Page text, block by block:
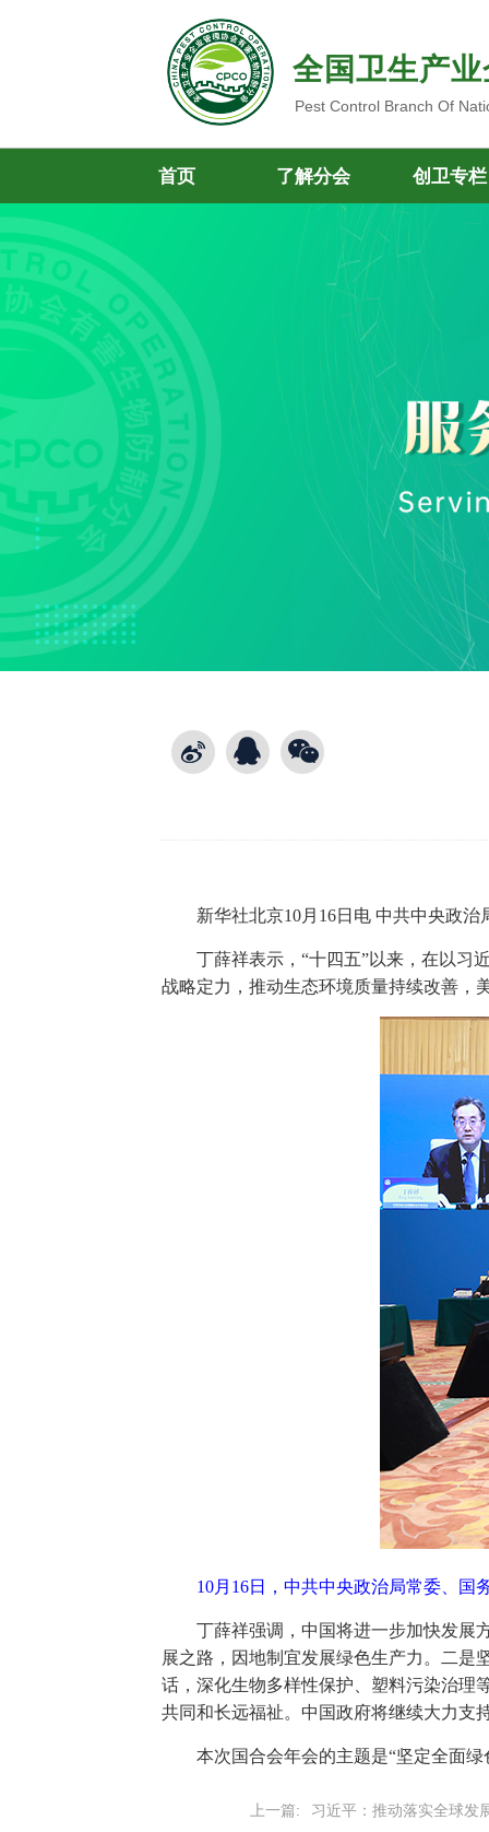
全国卫生产
Pest Control Branch Of
首页 了解分会 创卫专栏
新华社北京10月16日电 中共中央政
丁薛祥表示，“十四五”以来，在以习
战略定力，推动生态环境质量持续改善，
10月16日，中共中央政治局常委、国
丁薛祥强调，中国将进一步加快发展
展之路，因地制宜发展绿色生产力。二是
话，深化生物多样性保护、塑料污染治理
共同和长远福祉。中国政府将继续大力支
本次国合会年会的主题是“坚定全面
上一篇: 习近平：推动落实全球发